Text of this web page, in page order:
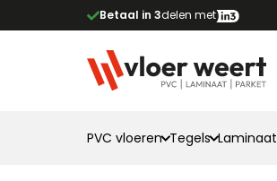
Betaal in 3delen met
PVC vloeren Tegels Laminaat